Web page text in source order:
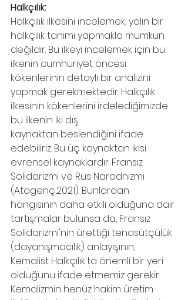
Halkçılık:
Halkçılık ilkesini incelemek, yalın bir
halkçılık tanımı yapmakla mümkün
değildir. Bu ilkeyi incelemek için bu
ilkenin cumhuriyet öncesi
kökenlerinin detaylı bir analizini
yapmak gerekmektedir. Halkçılık
ilkesinin kökenlerini irdelediğimizde
bu ilkenin iki dış
kaynaktan beslendiğini ifade
edebiliriz. Bu üç kaynaktan ikisi
evrensel kaynaklardır: Fransız
Solidarizmi ve Rus Narodnizmi
(Atagenç,2021). Bunlardan
hangisinin daha etkili olduğuna dair
tartışmalar bulunsa da, Fransız
Solidarizmi'nin ürettiği tenasütçülük
(dayanışmacılık) anlayışının,
Kemalist Halkçılık'ta önemli bir yeri
olduğunu ifade etmemiz gerekir.
Kemalizmin henüz hakim üretim